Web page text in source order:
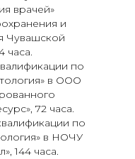
врачей»
и
Чувашской
часа.
по
в ООО
72 часа.
по
в НОЧУ
144 часа.